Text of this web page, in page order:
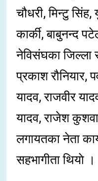
चौधरी, मिन्टु सिंह,
कार्की, बाबुनन्द
नेविसंघका जिल्ला
प्रकाश रौनियार,
यादव, राजवीर
यादव, राजेश
लगायतका नेता
सहभागीता थियाे ।